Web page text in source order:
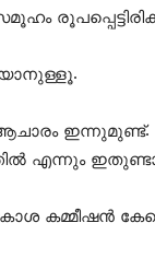
എന്നും
കമ്മീഷൻ